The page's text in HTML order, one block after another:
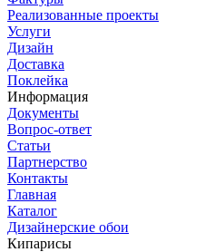
Реализованные проекты
Услуги
Дизайн
Доставка
Поклейка
Информация
Документы
Вопрос-ответ
Статьи
Партнерство
Контакты
Главная
Каталог
Дизайнерские обои
Кипарисы